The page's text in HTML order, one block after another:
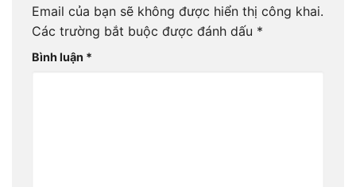
Email của bạn sẽ không được hiển thị công khai.
Các trường bắt buộc được đánh dấu *
Bình luận *